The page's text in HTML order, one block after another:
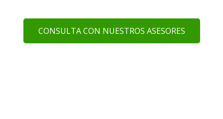
CONSULTA CON NUESTROS ASESORES